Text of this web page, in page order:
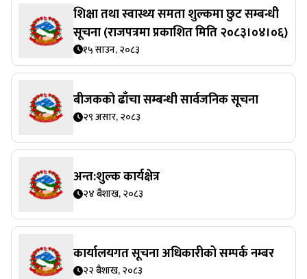
शिक्षा तथा स्वास्थ्य समता शुल्कमा छुट सम्बन्धी
सूचना (राजपत्रमा प्रकाशित मिति २०८३।०४।०६)
१५ साउन, २०८३
बीजकको ढाँचा सम्बन्धी सार्वजनिक सूचना
२९ असार, २०८३
अन्त:शुल्क कार्यक्षेत्र
२४ बैशाख, २०८३
कार्यालयगत सूचना अधिकारीको सम्पर्क नम्बर
२२ बैशाख, २०८३